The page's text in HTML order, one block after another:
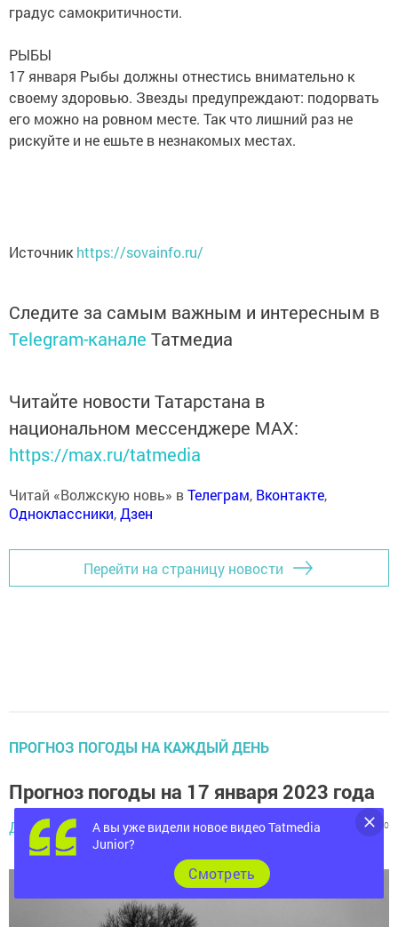
градус самокритичности.
РЫБЫ
17 января Рыбы должны отнестись внимательно к
своему здоровью. Звезды предупреждают: подорвать
его можно на ровном месте. Так что лишний раз не
рискуйте и не ешьте в незнакомых местах.
Источникhttps://sovainfo.ru/
Следите за самым важным и интересным в
Telegram-канале Татмедиа
Читайте новости Татарстана в
национальном мессенджере MАХ:
https://max.ru/tatmedia
Читай «Волжскую новь» вТелеграм, Вконтакте,
Одноклассники,Дзен
Перейти на страницу новости
ПРОГНОЗ ПОГОДЫ НА КАЖДЫЙ ДЕНЬ
Прогноз погоды на 17 января 2023 года
Диана Салихзанова, 17:13
728 0 0
А вы уже видели новое видео Tatmedia
Junior?
Cмотреть